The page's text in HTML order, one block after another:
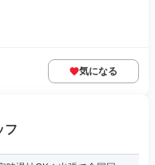
気になる
フ